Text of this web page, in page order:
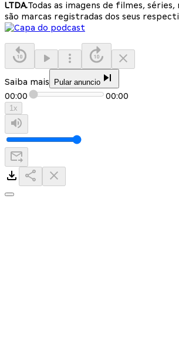
LTDA.Todas as imagens de filmes, séries,
são marcas registradas dos seus
Saiba mais Pular anuncio
00:00 00:00
1x